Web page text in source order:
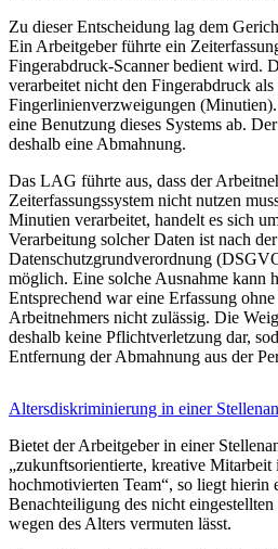
Zu dieser Entscheidung lag dem
Ein Arbeitgeber führte ein
Fingerabdruck-Scanner bedient wird.
verarbeitet nicht den Fingerabdruck als
Fingerlinienverzweigungen
eine Benutzung dieses Systems ab.
deshalb eine Abmahnung.
Das LAG führte aus, dass der
Zeiterfassungssystem nicht nutzen
Minutien verarbeitet, handelt es sich
Verarbeitung solcher Daten ist nach der
Datenschutzgrundverordnung
möglich. Eine solche Ausnahme kann
Entsprechend war eine Erfassung
Arbeitnehmers nicht zulässig. Die
deshalb keine Pflichtverletzung dar,
Entfernung der Abmahnung aus der
Altersdiskriminierung in einer
Bietet der Arbeitgeber in einer
„zukunftsorientierte, kreative Mitarbeit
hochmotivierten Team“, so liegt hierin
Benachteiligung des nicht
wegen des Alters vermuten lässt.